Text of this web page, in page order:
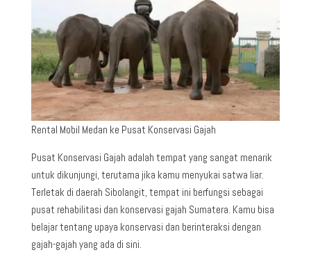
Rental Mobil Medan ke Pusat Konservasi Gajah
Pusat Konservasi Gajah adalah tempat yang sangat menarik
untuk dikunjungi, terutama jika kamu menyukai satwa liar.
Terletak di daerah Sibolangit, tempat ini berfungsi sebagai
pusat rehabilitasi dan konservasi gajah Sumatera. Kamu bisa
belajar tentang upaya konservasi dan berinteraksi dengan
gajah-gajah yang ada di sini.